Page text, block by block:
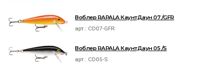
Воблер RAPALA КаунтДаун 07 /GFR
арт.: CD07-GFR
Воблер RAPALA КаунтДаун 05 /S
арт.: CD05-S